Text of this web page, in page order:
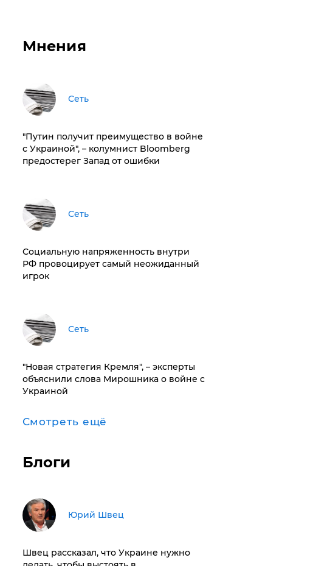
Мнения
Сеть
"Путин получит преимущество в войне
с Украиной", – колумнист Bloomberg
предостерег Запад от ошибки
Сеть
Социальную напряженность внутри
РФ провоцирует самый неожиданный
игрок
Сеть
"Новая стратегия Кремля", – эксперты
объяснили слова Мирошника о войне с
Украиной
Смотреть ещё
Блоги
Юрий Швец
Швец рассказал, что Украине нужно